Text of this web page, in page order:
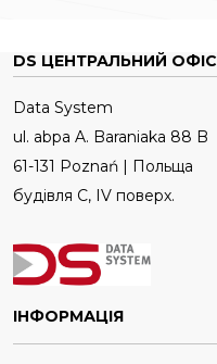
DS ЦЕНТРАЛЬНИЙ ОФІС
Data System
ul. abpa A. Baraniaka 88 B
61-131 Poznań | Польща
будівля C, IV поверх.
ІНФОРМАЦІЯ